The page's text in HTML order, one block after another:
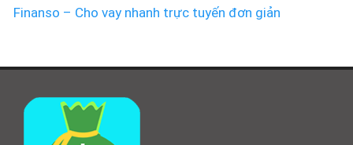
Finanso – Cho vay nhanh trực tuyến đơn giản